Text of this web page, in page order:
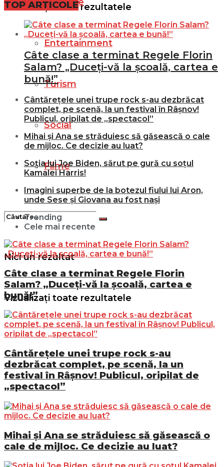
Vizualizați toate rezultatele
Entertainment
Turism
Social
Filme
Nici un rezultat
Vizualizați toate rezultatele
TOP ARTICOLE
Câte clase a terminat Regele Florin
Salam? „Duceți-vă la școală, cartea e
bună!”
Cântărețele unei trupe rock s-au dezbrăcat
complet, pe scenă, la un festival în Râșnov!
Publicul, oripilat de „spectacol”
Mihai și Ana se străduiesc să găsească o cale
de mijloc. Ce decizie au luat?
Soția lui Joe Biden, sărut pe gură cu soțul
Kamalei Harris!
Imagini superbe de la botezul fiului lui Aron,
unde Sese și Giovana au fost nași
Trending
Cele mai recente
Câte clase a terminat Regele Florin
Salam? „Duceți-vă la școală, cartea e
bună!”
Cântărețele unei trupe rock s-au
dezbrăcat complet, pe scenă, la un
festival în Râșnov! Publicul, oripilat de
„spectacol”
Mihai și Ana se străduiesc să găsească o
cale de mijloc. Ce decizie au luat?